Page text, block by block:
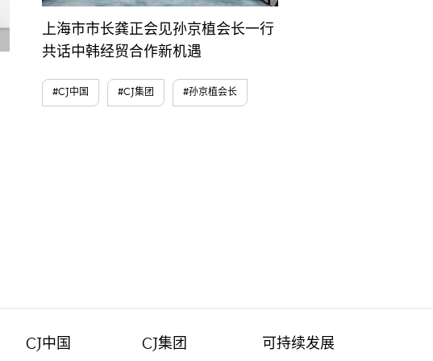
上海市市长龚正会见孙京植会长一行
共话中韩经贸合作新机遇
#CJ中国 #CJ集团 #孙京植会长
CJ中国 CJ集团 可持续发展